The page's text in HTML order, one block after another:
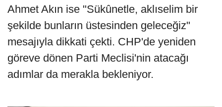
Ahmet Akın ise "Sükûnetle, aklıselim bir
şekilde bunların üstesinden geleceğiz"
mesajıyla dikkati çekti. CHP'de yeniden
göreve dönen Parti Meclisi'nin atacağı
adımlar da merakla bekleniyor.